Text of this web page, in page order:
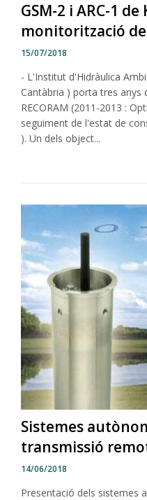
GSM-2 i ARC-1
monitorització
15/07/2018
- L'Institut d'Hidràulica
Cantàbria ) porta tres anys
RECORAM (2011-2013 :
seguiment de l'estat de
). Un dels object...
Sistemes
transmissió
14/06/2018
Presentació dels sistemes